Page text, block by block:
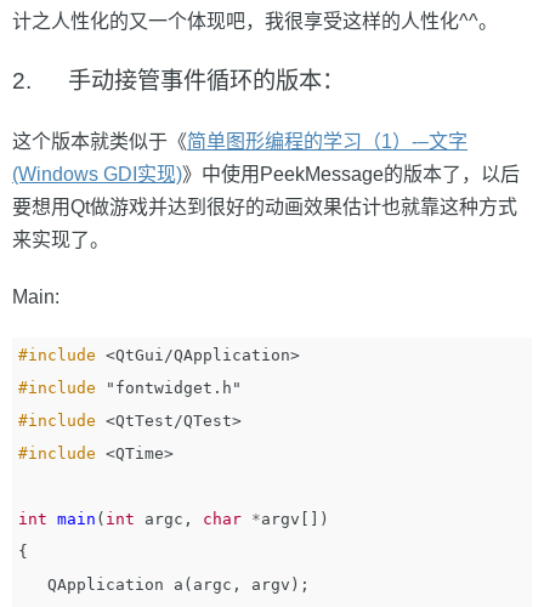
计之人性化的又一个体现吧，我很享受这样的人性化^^。
2. 手动接管事件循环的版本：
这个版本就类似于《简单图形编程的学习（1）-–文字
(Windows GDI实现)》中使用PeekMessage的版本了，以后
要想用Qt做游戏并达到很好的动画效果估计也就靠这种方式
来实现了。
Main:
#include <QtGui/QApplication>
#include
"fontwidget.h"
#include <QtTest/QTest>
#include <QTime>
int main ( int argc , char *argv [])
{
QApplication
a ( argc , argv );